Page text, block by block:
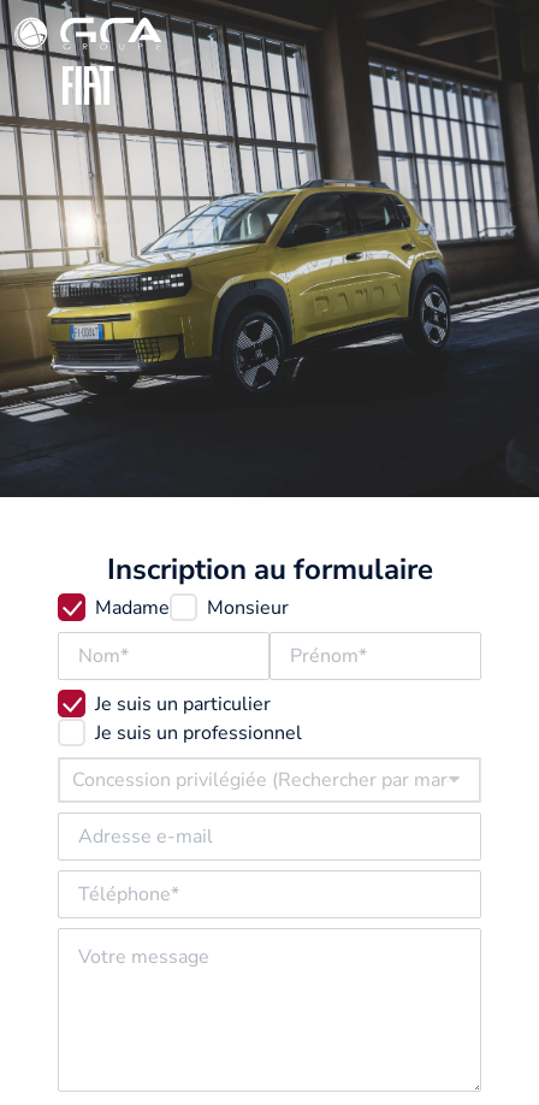
Inscription au formulaire
Madame Monsieur
Je suis un particulier
Je suis un professionnel
Concession privilégiée (Rechercher par marque ou